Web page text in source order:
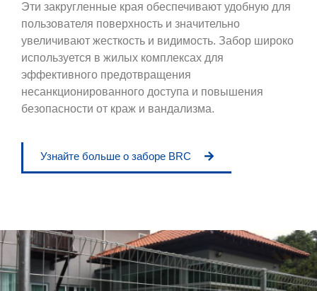
Эти закругленные края обеспечивают удобную для
пользователя поверхность и значительно
увеличивают жесткость и видимость. Забор широко
используется в жилых комплексах для
эффективного предотвращения
несанкционированного доступа и повышения
безопасности от краж и вандализма.
Узнайте больше о заборе BRC